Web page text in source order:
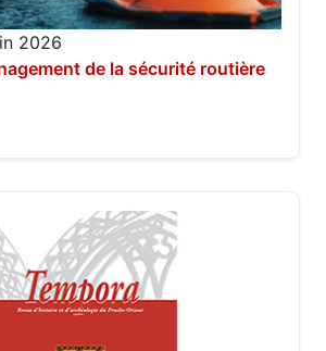
2026
de la sécurité routière